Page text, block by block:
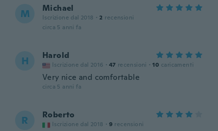
M Michael
Iscrizione dal 2018 · 2 recensioni
circa 5 anni fa
H Harold
Iscrizione dal 2016 · 47 recensioni · 10 caricamenti
Very nice and comfortable
circa 5 anni fa
R Roberto
Iscrizione dal 2018 · 9 recensioni